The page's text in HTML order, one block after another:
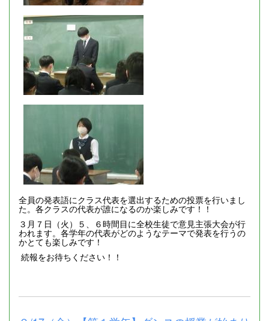
全員の発表語にクラス代表を選出するための投票を行いまし
た。各クラスの代表が誰になるのか楽しみです！！
３月７日（火）５、６時間目に全校生徒で意見主張大会が行
われます。各学年の代表がどのようなテーマで発表を行うの
かとても楽しみです！
続報をお待ちください！！